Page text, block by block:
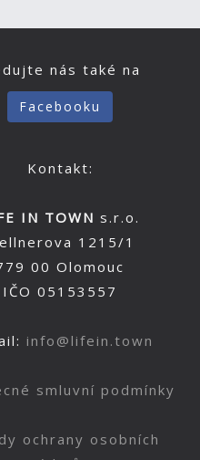
nás také na
Facebooku
Kontakt:
IN TOWN s.r.o.
1215/1
00 Olomouc
IČO 05153557
info@lifein.town
smluvní podmínky
ochrany osobních